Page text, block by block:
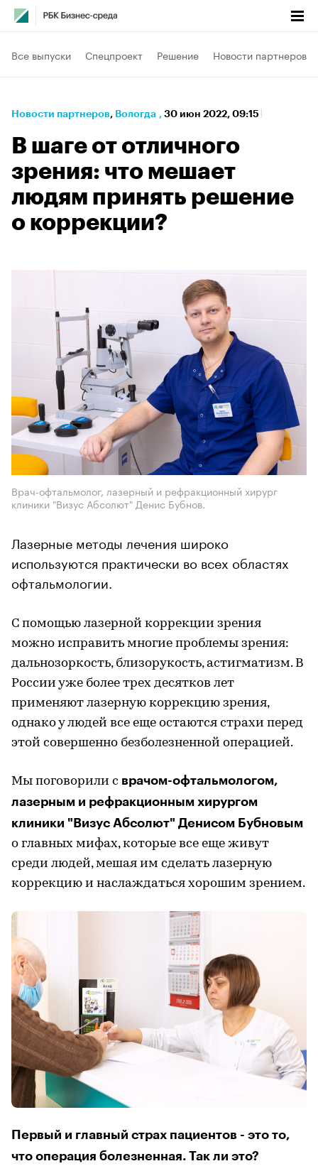
Все выпуски Спецпроект Решение Новости партнеров
Новости партнеров⁠, Вологда , 30 июн 2022, 09:15
В шаге от отличного
зрения: что мешает
людям принять решение
о коррекции?
Врач-офтальмолог, лазерный и рефракционный хирург
клиники "Визус Абсолют" Денис Бубнов.
Лазерные методы лечения широко
используются практически во всех областях
офтальмологии.
С помощью лазерной коррекции зрения
можно исправить многие проблемы зрения:
дальнозоркость, близорукость, астигматизм. В
России уже более трех десятков лет
применяют лазерную коррекцию зрения,
однако у людей все еще остаются страхи перед
этой совершенно безболезненной операцией.
Мы поговорили с врачом-офтальмологом,
лазерным и рефракционным хирургом
клиники "Визус Абсолют" Денисом Бубновым
о главных мифах, которые все еще живут
среди людей, мешая им сделать лазерную
коррекцию и наслаждаться хорошим зрением.
Первый и главный страх пациентов - это то,
что операция болезненная. Так ли это?